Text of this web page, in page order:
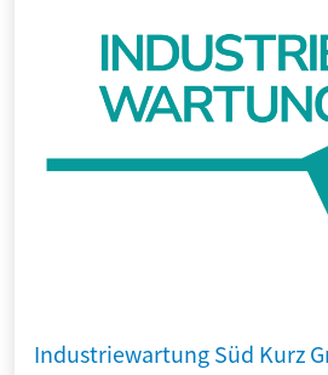
Industriewartung Süd Kurz